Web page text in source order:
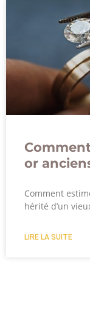
or
Comment
hérité d’un
LIRE LA SUITE